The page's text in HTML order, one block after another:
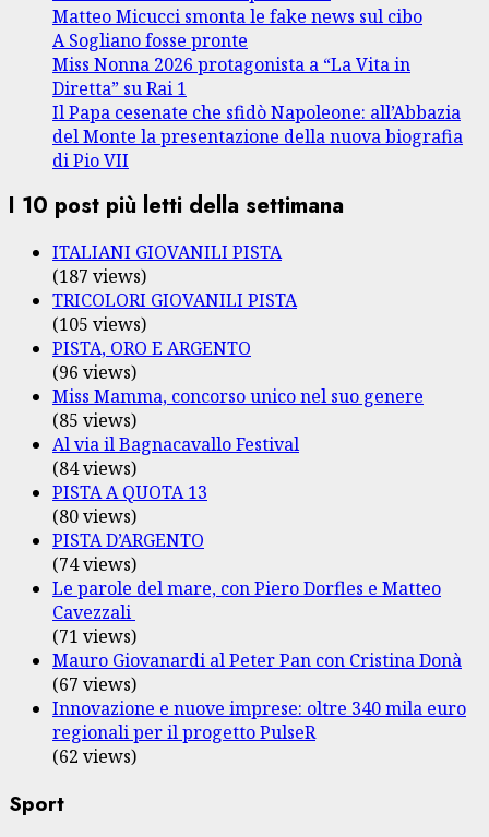
Matteo Micucci smonta le fake news sul cibo
A Sogliano fosse pronte
Miss Nonna 2026 protagonista a “La Vita in
Diretta” su Rai 1
Il Papa cesenate che sfidò Napoleone: all’Abbazia
del Monte la presentazione della nuova biografia
di Pio VII
I 10 post più letti della settimana
ITALIANI GIOVANILI PISTA
(187 views)
TRICOLORI GIOVANILI PISTA
(105 views)
PISTA, ORO E ARGENTO
(96 views)
Miss Mamma, concorso unico nel suo genere
(85 views)
Al via il Bagnacavallo Festival
(84 views)
PISTA A QUOTA 13
(80 views)
PISTA D’ARGENTO
(74 views)
Le parole del mare, con Piero Dorfles e Matteo
Cavezzali
(71 views)
Mauro Giovanardi al Peter Pan con Cristina Donà
(67 views)
Innovazione e nuove imprese: oltre 340 mila euro
regionali per il progetto PulseR
(62 views)
Sport